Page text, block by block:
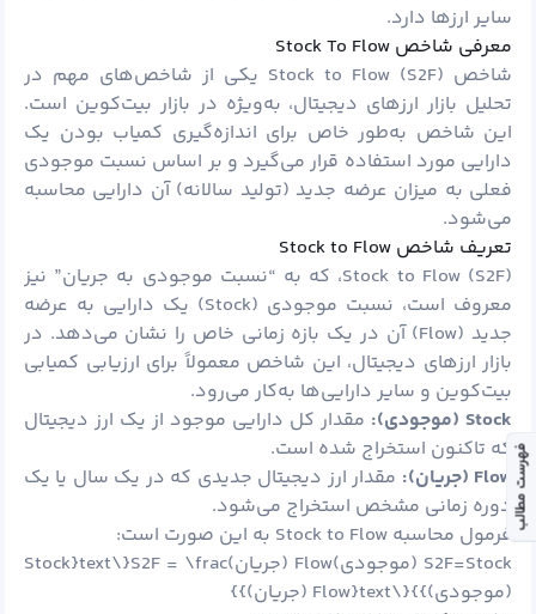
سایر ارزها دارد.
معرفی شاخص Stock To Flow
شاخص Stock to Flow (S2F) یکی از شاخص‌های مهم در
تحلیل بازار ارزهای دیجیتال، به‌ویژه در بازار بیت‌کوین است.
این شاخص به‌طور خاص برای اندازه‌گیری کمیاب بودن یک
دارایی مورد استفاده قرار می‌گیرد و بر اساس نسبت موجودی
فعلی به میزان عرضه جدید (تولید سالانه) آن دارایی محاسبه
می‌شود.
تعریف شاخص Stock to Flow
Stock to Flow (S2F)، که به “نسبت موجودی به جریان” نیز
معروف است، نسبت موجودی (Stock) یک دارایی به عرضه
جدید (Flow) آن در یک بازه زمانی خاص را نشان می‌دهد. در
بازار ارزهای دیجیتال، این شاخص معمولاً برای ارزیابی کمیابی
بیت‌کوین و سایر دارایی‌ها به‌کار می‌رود.
Stock ( موجودی): مقدار کل دارایی موجود از یک ارز دیجیتال
که تاکنون استخراج شده است.
Flow ( جریان): مقدار ارز دیجیتال جدیدی که در یک سال یا یک
دوره زمانی مشخص استخراج می‌شود.
فرمول محاسبه Stock to Flow به این صورت است:
S2F=Stock (موجودی)Flow (جریان)S2F = \frac{\text{Stock
(موجودی)}}{\text{Flow (جریان)}}
فهرست مطالب